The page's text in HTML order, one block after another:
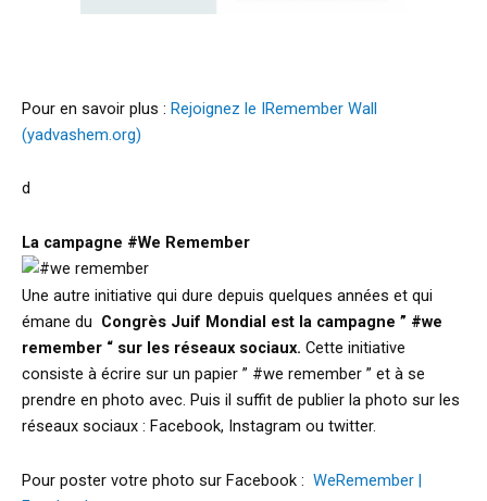
Pour en savoir plus : Rejoignez le IRemember Wall
(yadvashem.org)
d
La campagne #We Remember
Une autre initiative qui dure depuis quelques années et qui
émane du Congrès Juif Mondial est la campagne ” #we
remember “ sur les réseaux sociaux. Cette initiative
consiste à écrire sur un papier ” #we remember ” et à se
prendre en photo avec. Puis il suffit de publier la photo sur les
réseaux sociaux : Facebook, Instagram ou twitter.
Pour poster votre photo sur Facebook : WeRemember |